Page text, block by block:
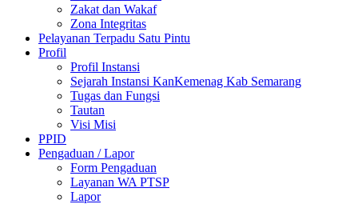
Zakat dan Wakaf
Zona Integritas
Pelayanan Terpadu Satu Pintu
Profil
Profil Instansi
Sejarah Instansi KanKemenag Kab Semarang
Tugas dan Fungsi
Tautan
Visi Misi
PPID
Pengaduan / Lapor
Form Pengaduan
Layanan WA PTSP
Lapor